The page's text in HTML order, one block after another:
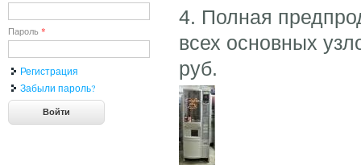
4. Полная
всех основных
руб.
Пароль *
Регистрация
Забыли пароль?